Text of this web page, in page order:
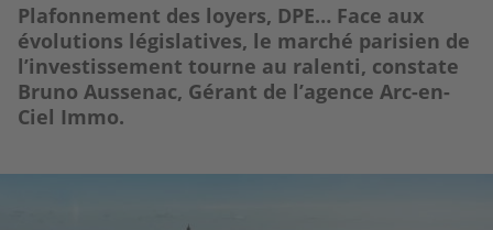
Plafonnement des loyers, DPE… Face aux
évolutions législatives, le marché parisien de
l’investissement tourne au ralenti, constate
Bruno Aussenac, Gérant de l’agence Arc-en-
Ciel Immo.